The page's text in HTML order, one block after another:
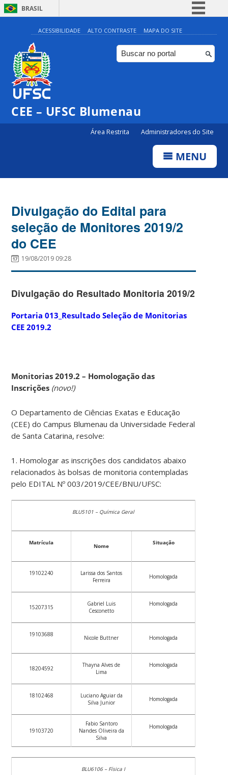
BRASIL
Simplifique!
Comunica BR
Participe
ACESSIBILIDADE ALTO CONTRASTE MAPA DO SITE
CEE – UFSC Blumenau
Área Restrita Administradores do Site
MENU
Divulgação do Edital para
seleção de Monitores 2019/2
do CEE
19/08/2019 09:28
Divulgação do Resultado Monitoria 2019/2
Portaria 013_Resultado Seleção de Monitorias
CEE 2019.2
Monitorias 2019.2 – Homologação das
Inscrições (novo!)
O Departamento de Ciências Exatas e Educação
(CEE) do Campus Blumenau da Universidade Federal
de Santa Catarina, resolve:
1. Homologar as inscrições dos candidatos abaixo
relacionados às bolsas de monitoria contempladas
pelo EDITAL Nº 003/2019/CEE/BNU/UFSC:
BLU5101 – Química Geral
Matrícula Nome Situação
19102240
Larissa dos Santos
Ferreira
Homologada
15207315
Gabriel Luis
Cesconetto
Homologada
19103688 Nicole Buttner Homologada
18204592
Thayna Alves de
Lima
Homologada
18102468
Luciano Aguiar da
Silva Junior
Homologada
19103720
Fabio Santoro
Nandes Oliveira da
Silva
Homologada
BLU6106 – Física I